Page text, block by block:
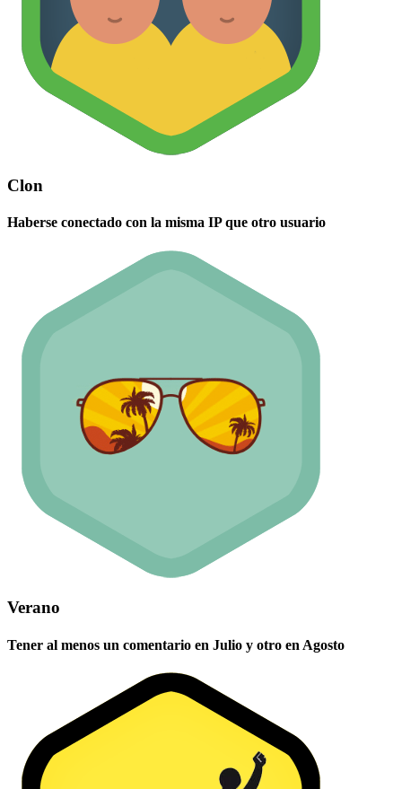
Clon
Haberse conectado con la misma IP que otro usuario
Verano
Tener al menos un comentario en Julio y otro en Agosto